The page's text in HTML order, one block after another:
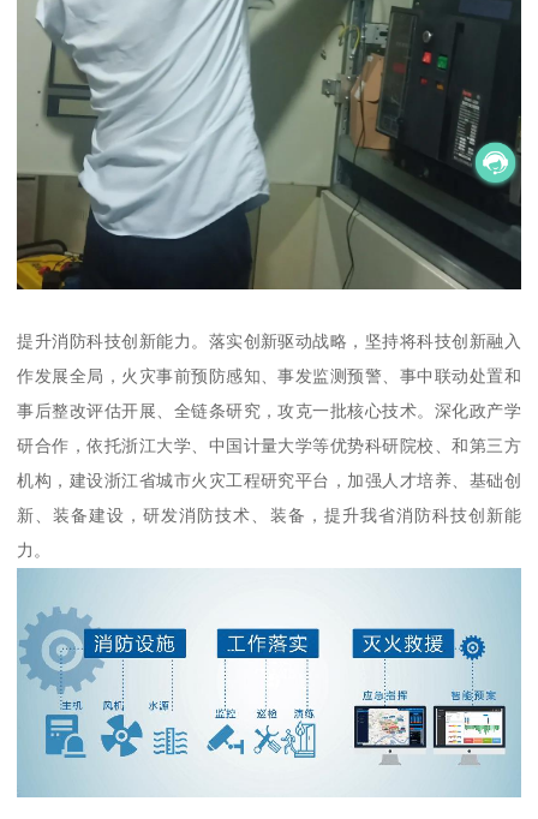
提升消防科技创新能力。落实创新驱动战略，坚持将科技创新融入
作发展全局，火灾事前预防感知、事发监测预警、事中联动处置和
事后整改评估开展、全链条研究，攻克一批核心技术。深化政产学
研合作，依托浙江大学、中国计量大学等优势科研院校、和第三方
机构，建设浙江省城市火灾工程研究平台，加强人才培养、基础创
新、装备建设，研发消防技术、装备，提升我省消防科技创新能
力。